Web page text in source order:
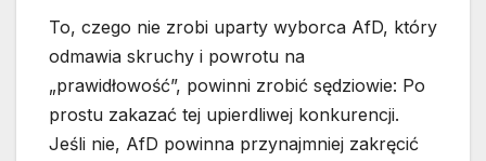
To, czego nie zrobi uparty wyborca AfD, który
odmawia skruchy i powrotu na
„prawidłowość”, powinni zrobić sędziowie: Po
prostu zakazać tej upierdliwej konkurencji.
Jeśli nie, AfD powinna przynajmniej zakręcić